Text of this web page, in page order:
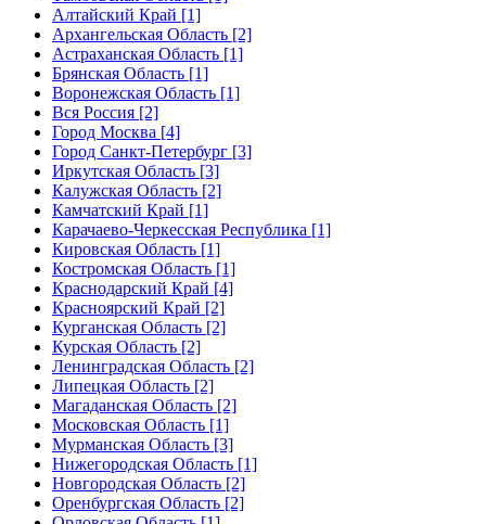
Алтайский Край [1]
Архангельская Область [2]
Астраханская Область [1]
Брянская Область [1]
Воронежская Область [1]
Вся Россия [2]
Город Москва [4]
Город Санкт-Петербург [3]
Иркутская Область [3]
Калужская Область [2]
Камчатский Край [1]
Карачаево-Черкесская Республика [1]
Кировская Область [1]
Костромская Область [1]
Краснодарский Край [4]
Красноярский Край [2]
Курганская Область [2]
Курская Область [2]
Ленинградская Область [2]
Липецкая Область [2]
Магаданская Область [2]
Московская Область [1]
Мурманская Область [3]
Нижегородская Область [1]
Новгородская Область [2]
Оренбургская Область [2]